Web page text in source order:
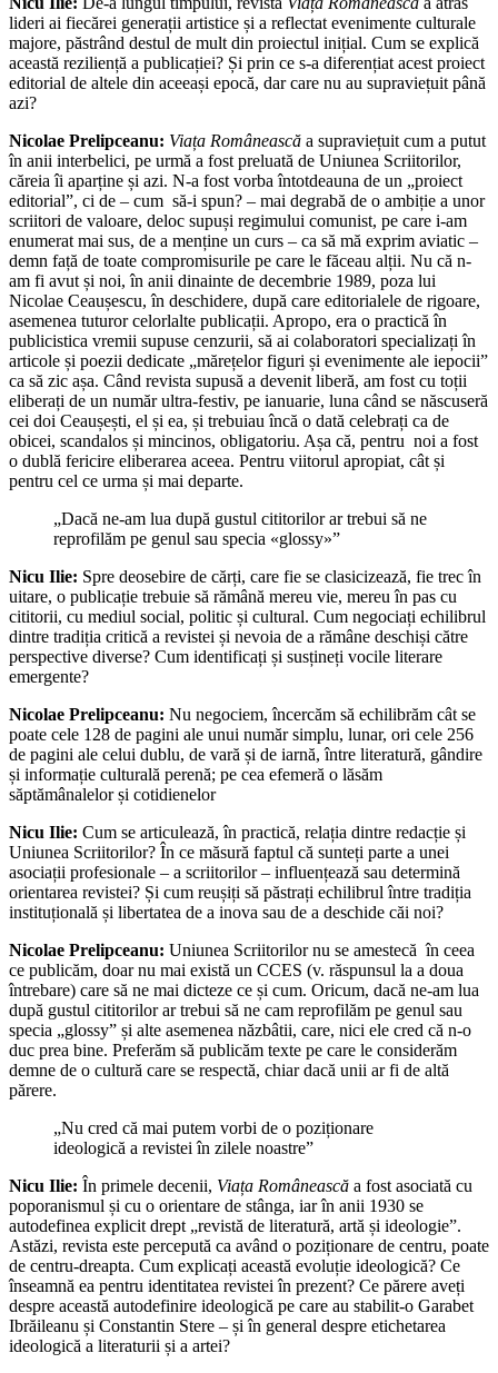
lideri ai fiecărei generații artistice și a reflectat evenimente culturale
majore, păstrând destul de mult din proiectul inițial. Cum se explică
această reziliență a publicației? Și prin ce s-a diferențiat acest proiect
editorial de altele din aceeași epocă, dar care nu au supraviețuit până
azi?
Nicolae Prelipceanu: Viața Românească a supraviețuit cum a putut
în anii interbelici, pe urmă a fost preluată de Uniunea Scriitorilor,
căreia îi aparține și azi. N-a fost vorba întotdeauna de un „proiect
editorial”, ci de – cum să-i spun? – mai degrabă de o ambiție a unor
scriitori de valoare, deloc supuși regimului comunist, pe care i-am
enumerat mai sus, de a menține un curs – ca să mă exprim aviatic –
demn față de toate compromisurile pe care le făceau alții. Nu că n-
am fi avut și noi, în anii dinainte de decembrie 1989, poza lui
Nicolae Ceaușescu, în deschidere, după care editorialele de rigoare,
asemenea tuturor celorlalte publicații. Apropo, era o practică în
publicistica vremii supuse cenzurii, să ai colaboratori specializați în
articole și poezii dedicate „mărețelor figuri și evenimente ale iepocii”
ca să zic așa. Când revista supusă a devenit liberă, am fost cu toții
eliberați de un număr ultra-festiv, pe ianuarie, luna când se născuseră
cei doi Ceaușești, el și ea, și trebuiau încă o dată celebrați ca de
obicei, scandalos și mincinos, obligatoriu. Așa că, pentru noi a fost
o dublă fericire eliberarea aceea. Pentru viitorul apropiat, cât și
pentru cel ce urma și mai departe.
„Dacă ne-am lua după gustul cititorilor ar trebui să ne
reprofilăm pe genul sau specia «glossy»”
Nicu Ilie: Spre deosebire de cărți, care fie se clasicizează, fie trec în
uitare, o publicație trebuie să rămână mereu vie, mereu în pas cu
cititorii, cu mediul social, politic și cultural. Cum negociați echilibrul
dintre tradiția critică a revistei și nevoia de a rămâne deschiși către
perspective diverse? Cum identificați și susțineți vocile literare
emergente?
Nicolae Prelipceanu: Nu negociem, încercăm să echilibrăm cât se
poate cele 128 de pagini ale unui număr simplu, lunar, ori cele 256
de pagini ale celui dublu, de vară și de iarnă, între literatură, gândire
și informație culturală perenă; pe cea efemeră o lăsăm
săptămânalelor și cotidienelor
Nicu Ilie: Cum se articulează, în practică, relația dintre redacție și
Uniunea Scriitorilor? În ce măsură faptul că sunteți parte a unei
asociații profesionale – a scriitorilor – influențează sau determină
orientarea revistei? Și cum reușiți să păstrați echilibrul între tradiția
instituțională și libertatea de a inova sau de a deschide căi noi?
Nicolae Prelipceanu: Uniunea Scriitorilor nu se amestecă în ceea
ce publicăm, doar nu mai există un CCES (v. răspunsul la a doua
întrebare) care să ne mai dicteze ce și cum. Oricum, dacă ne-am lua
după gustul cititorilor ar trebui să ne cam reprofilăm pe genul sau
specia „glossy” și alte asemenea năzbâtii, care, nici ele cred că n-o
duc prea bine. Preferăm să publicăm texte pe care le considerăm
demne de o cultură care se respectă, chiar dacă unii ar fi de altă
părere.
„Nu cred că mai putem vorbi de o poziționare
ideologică a revistei în zilele noastre”
Nicu Ilie: În primele decenii, Viața Românească a fost asociată cu
poporanismul și cu o orientare de stânga, iar în anii 1930 se
autodefinea explicit drept „revistă de literatură, artă și ideologie”.
Astăzi, revista este percepută ca având o poziționare de centru, poate
de centru‑dreapta. Cum explicați această evoluție ideologică? Ce
înseamnă ea pentru identitatea revistei în prezent? Ce părere aveți
despre această autodefinire ideologică pe care au stabilit-o Garabet
Ibrăileanu și Constantin Stere – și în general despre etichetarea
ideologică a literaturii și a artei?